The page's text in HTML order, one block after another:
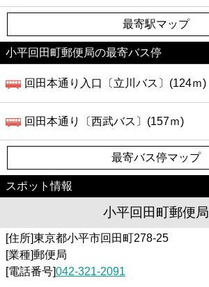
最寄駅マップ
小平回田町郵便局の最寄バス停
回田本通り入口〔立川バス〕(124ｍ)
回田本通り〔西武バス〕(157ｍ)
最寄バス停マップ
スポット情報
小平回田町郵便局
[住所]東京都小平市回田町278-25
[業種]郵便局
[電話番号]042-321-2091